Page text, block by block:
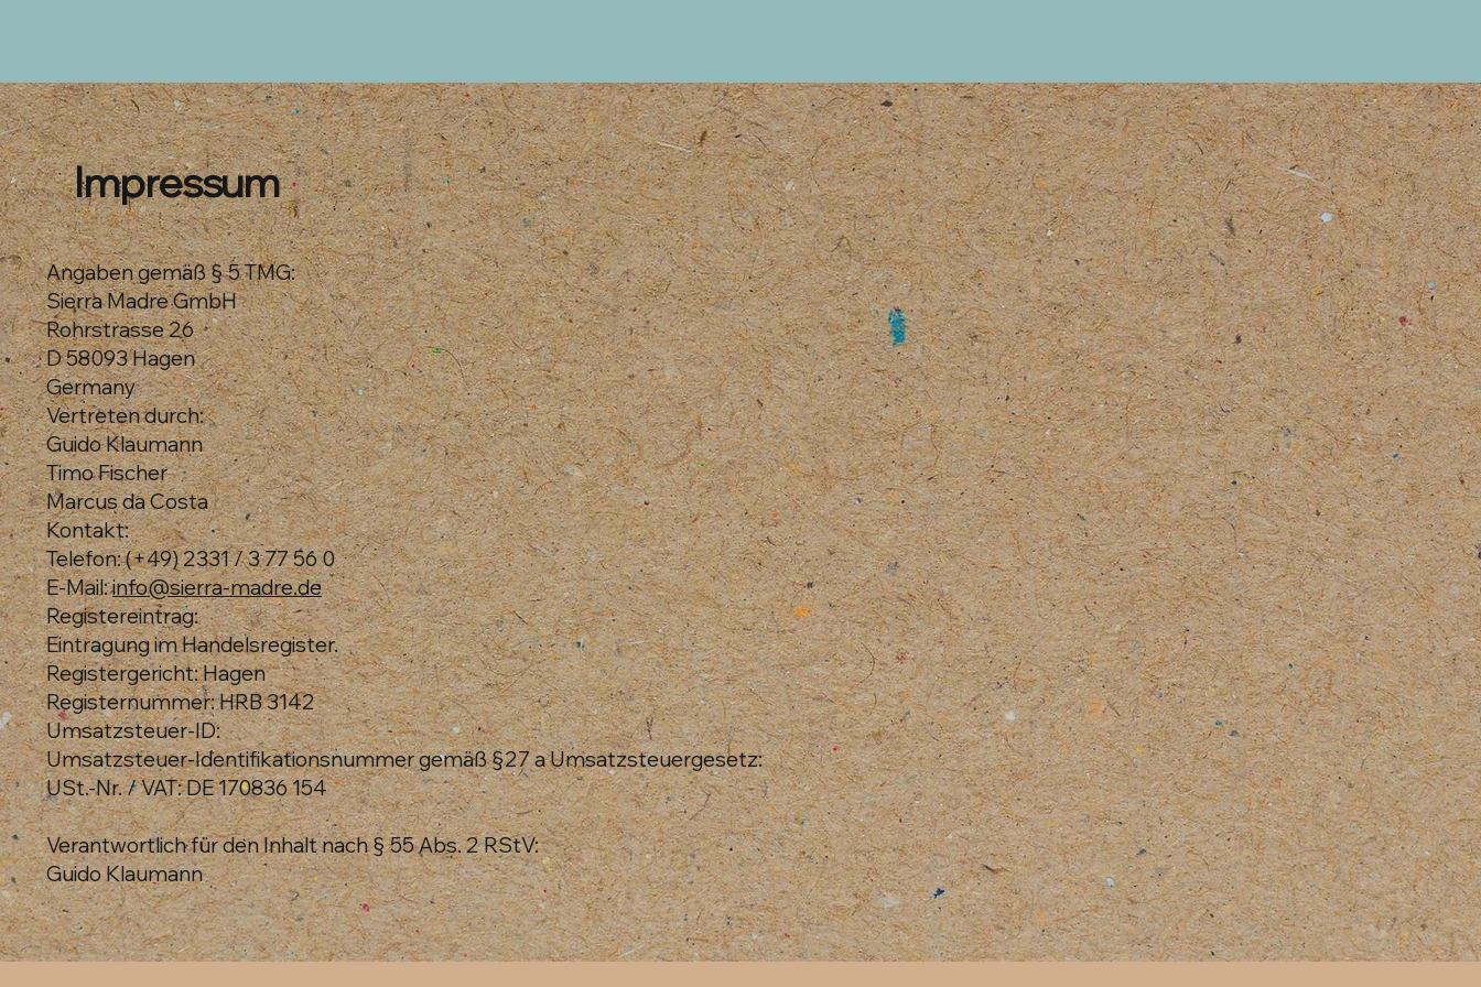
Impressum
Angaben gemäß § 5 TMG:
Sierra Madre GmbH
Rohrstrasse 26
D 58093 Hagen
Germany
Vertreten durch:
Guido Klaumann
Timo Fischer
Marcus da Costa
Kontakt:
Telefon: (+49) 2331 / 3 77 56 0
E-Mail:info@sierra-madre.de
Registereintrag:
Eintragung im Handelsregister.
Registergericht: Hagen
Registernummer: HRB 3142
Umsatzsteuer-ID:
Umsatzsteuer-Identifikationsnummer gemäß §27 a Umsatzsteuergesetz:
USt.-Nr. / VAT: DE 170836 154
Verantwortlich für den Inhalt nach § 55 Abs. 2 RStV:
Guido Klaumann